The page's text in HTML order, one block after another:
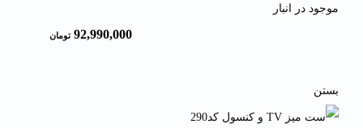
موجود در انبار
92,990,000 تومان
بستن